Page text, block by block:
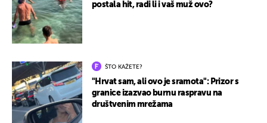
postala hit, radi li i vaš muž ovo?
ŠTO KAŽETE?
"Hrvat sam, ali ovo je sramota": Prizor s
granice izazvao burnu raspravu na
društvenim mrežama